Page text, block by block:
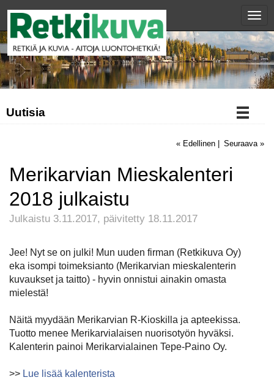
Uutisia
« Edellinen Seuraava »
Merikarvian Mieskalenteri
2018 julkaistu
Julkaistu 3.11.2017, päivitetty 18.11.2017
Jee! Nyt se on julki! Mun uuden firman (Retkikuva Oy)
eka isompi toimeksianto (Merikarvian mieskalenterin
kuvaukset ja taitto) - hyvin onnistui ainakin omasta
mielestä!
Näitä myydään Merikarvian R-Kioskilla ja apteekissa.
Tuotto menee Merikarvialaisen nuorisotyön hyväksi.
Kalenterin painoi Merikarvialainen Tepe-Paino Oy.
>> Lue lisää kalenterista